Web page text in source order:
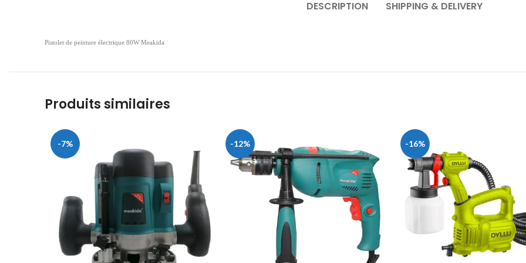
DESCRIPTION SHIPPING & DELIVERY
Pistolet de peinture électrique 80W Meakida
Produits similaires
-7% -12% -16%